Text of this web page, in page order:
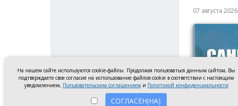
07 августа 2026
На нашем сайте используются cookie-файлы. Продолжая пользоваться данным сайтом, Вы
подтверждаете свое согласие на использование файлов cookie в соответствии с настоящим
уведомлением, Пользовательским соглашением и Политикой конфиденциальности
СОГЛАСЕН(НА)